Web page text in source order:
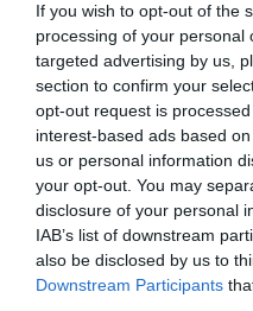
If you wish to opt-out of the
processing of your personal
targeted advertising by us,
section to confirm your
opt-out request is
interest-based ads based
us or personal information
your opt-out. You may
disclosure of your personal
IAB’s list of downstream
also be disclosed by us to
Downstream Participants
SILVER TÁMOGATÓ